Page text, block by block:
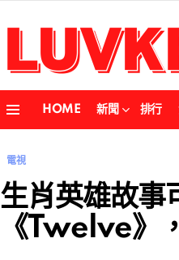
HOME 新聞 排行
電視
生肖英雄故事
《Twelve》